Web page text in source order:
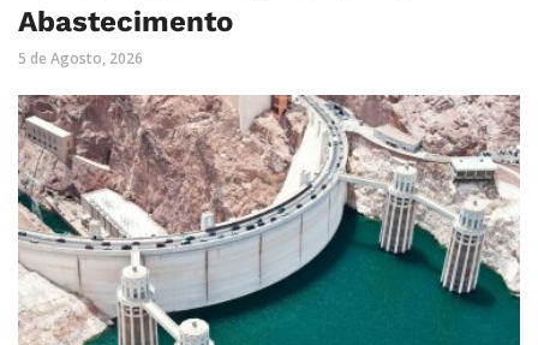
Abastecimento
5 de Agosto, 2026